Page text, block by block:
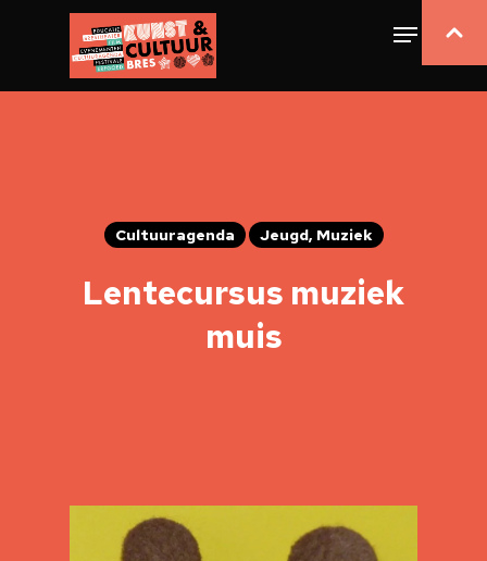
Cultuuragenda Jeugd, Muziek
Lentecursus muziek
muis